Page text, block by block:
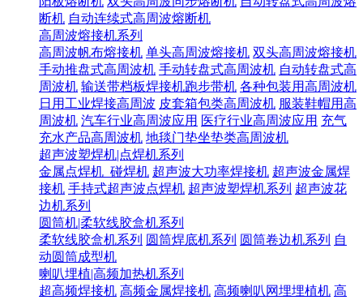
断机 自动连续式高周波熔断机
高周波熔接机系列
高周波帆布熔接机 单头高周波熔接机 双头高周波熔接机
手动推盘式高周波机 手动转盘式高周波机 自动转盘式高
周波机 输送带档板焊接机跑步带机 各种包装用高周波机
日用工业焊接高周波 皮套箱包类高周波机 服装鞋帽用高
周波机 汽车行业高周波应用 医疗行业高周波应用 充气
充水产品高周波机 地毯门垫坐垫类高周波机
超声波塑焊机|点焊机系列
金属点焊机_碰焊机 超声波大功率焊接机 超声波金属焊
接机 手持式超声波点焊机 超声波塑焊机系列 超声波花
边机系列
圆筒机|柔软线胶盒机系列
柔软线胶盒机系列 圆筒焊底机系列 圆筒卷边机系列 自
动圆筒成型机
喇叭埋植|高频加热机系列
超高频焊接机 高频金属焊接机 高频喇叭网埋埋植机 高